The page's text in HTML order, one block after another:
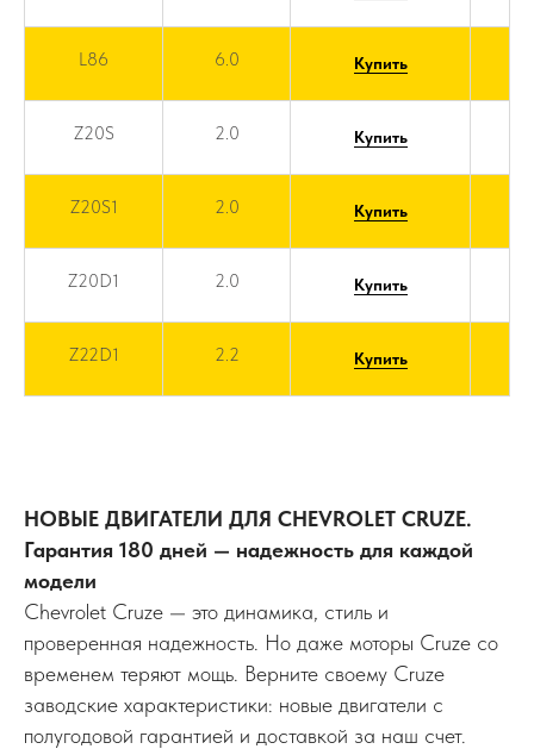
L86 6.0 Купить
Z20S 2.0 Купить
Z20S1 2.0 Купить
Z20D1 2.0 Купить
Z22D1 2.2 Купить
НОВЫЕ ДВИГАТЕЛИ ДЛЯ CHEVROLET CRUZE.
Гарантия 180 дней — надежность для каждой
модели
Chevrolet Cruze — это динамика, стиль и
проверенная надежность. Но даже моторы Cruze со
временем теряют мощь. Верните своему Cruze
заводские характеристики: новые двигатели с
полугодовой гарантией и доставкой за наш счет.